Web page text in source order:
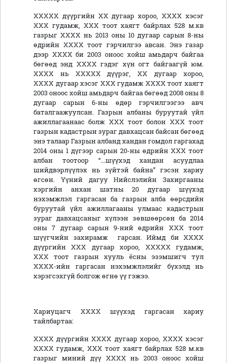
ХХХХХ дүүргийн ХХ дугаар хороо, ХХХХ хэсэг
ХХХ гудамж, ХХХ тоот хаягт байрлах 528 м.кв
газрыг ХХХХ нь 2013 оны 10 дугаар сарын 8-ны
өдрийн ХХХХ тоот гэрчилгээ авсан. Энэ газар
дээр ХХХХ би 2003 оноос хойш амьдарч байгаа
бөгөөд энд ХХХХ гэдэг хүн огт байгаагүй юм.
ХХХХ нь ХХХХХ дүүрэг, ХХ дугаар хороо,
ХХХХ дугаар хэсэг ХХХ гудамж ХХХХ тоот хаягт
2003 оноос хойш амьдарч байгаа бөгөөд 2008 оны 8
дугаар сарын 6-ны өдөр гэрчилгээгээ авч
баталгаажуулсан. Газрын албаны буруутай үйл
ажиллагаанаас болж ХХХ тоот болон ХХХ тоот
газрын кадастрын зураг давхацсан байсан бөгөөд
энэ талаар Газрын албанд хандан гомдол гаргахад
2014 оны 1 дүгээр сарын 20-ны өдрийн ХХХ тоот
албан тоотоор “...шүүхэд хандан асуудлаа
шийдвэрлүүлэх нь зүйтэй байна” гэсэн хариу
өгсөн. Үүний дагуу Нийслэлийн Захиргааны
хэргийн анхан шатны 20 дугаар шүүхэд
нэхэмжлэл гаргасан ба газрын алба өөрсдийн
буруутай үйл ажиллагааны улмаас кадастрын
зураг давхацсаныг хүлээн зөвшөөрсөн ба 2014
оны 7 дугаар сарын 9-ний өдрийн ХХХ тоот
шүүгчийн захирамж гарсан. Иймд би ХХХХ
дүүргийн ХХХ дугаар хороо, ХХХХХ гудамж,
ХХХ тоот газрын хууль ёсны эзэмшигч тул
ХХХХ-ийн гаргасан нэхэмжлэлийг бүхэлд нь
хэрэгсэхгүй болгож өгнө үү гэжээ.
Хариуцагч ХХХХ шүүхэд гаргасан хариу
тайлбартаа:
ХХХХ дүүргийн ХХХХ дугаар хороо, ХХХХ хэсэг
ХХХХ гудамж, ХХХ тоот хаягт байрлах 528 м.кв
газрыг миний дүү ХХХХ нь 2003 оноос хойш